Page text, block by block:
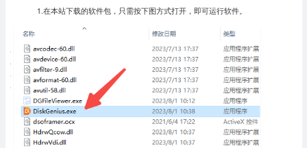
1.在本站下载的软件包，只需按下图方式打开，即可运行软件。